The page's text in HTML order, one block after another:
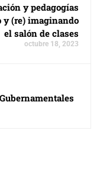
y pedagogías
(re) imaginando
el salón de clases
octubre 18, 2023